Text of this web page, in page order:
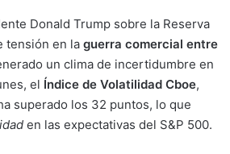
Donald Trump sobre la Reserva
tensión en la guerra comercial entre
un clima de incertidumbre en
el Índice de Volatilidad Cboe,
superado los 32 puntos, lo que
en las expectativas del S&P 500.